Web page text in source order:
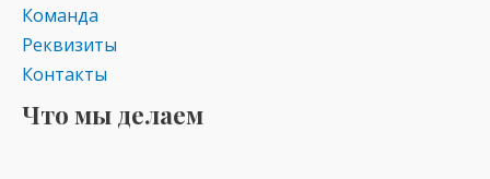
Команда
Реквизиты
Контакты
Что мы делаем